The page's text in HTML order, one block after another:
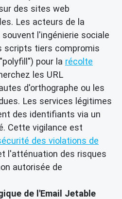
des sites web
Les acteurs de la
l'ingénierie sociale
scripts tiers compromis
pour la récolte
les URL
d'orthographe ou les
Les services légitimes
des identifiants via un
Cette vigilance est
des violations de
l'atténuation des risques
autorisée de
de l'Email Jetable